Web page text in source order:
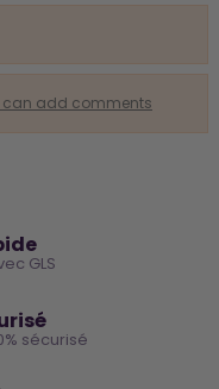
can add comments
GLS
sécurisé